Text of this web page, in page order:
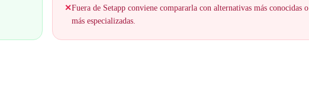
✕Fuera de Setapp conviene compararla con alternativas más conocidas o
más especializadas.